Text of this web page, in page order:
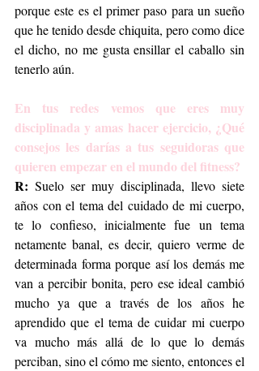
porque este es el primer paso para un sueño
que he tenido desde chiquita, pero como dice
el dicho, no me gusta ensillar el caballo sin
tenerlo aún.
En tus redes vemos que eres muy
disciplinada y amas hacer ejercicio, ¿Qué
consejos les darías a tus seguidoras que
quieren empezar en el mundo del fitness?
R: Suelo ser muy disciplinada, llevo siete
años con el tema del cuidado de mi cuerpo,
te lo confieso, inicialmente fue un tema
netamente banal, es decir, quiero verme de
determinada forma porque así los demás me
van a percibir bonita, pero ese ideal cambió
mucho ya que a través de los años he
aprendido que el tema de cuidar mi cuerpo
va mucho más allá de lo que lo demás
perciban, sino el cómo me siento, entonces el